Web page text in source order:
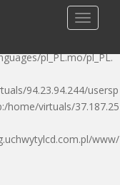
in effect.
w
pl_PL.mo/pl_PL.
94.23.94.244/usersp
home/virtuals/37.187.25
www/